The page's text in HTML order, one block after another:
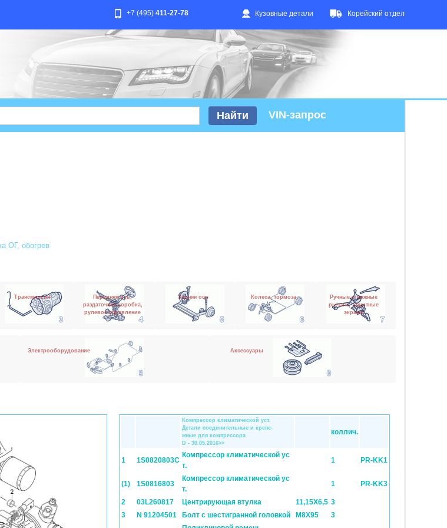
Кузовные детали Корейский отдел
+7 (495) 411-27-78
VIN-запрос
ОГ, обогрев
Трансмиссия
Передняя ось,
раздаточная коробка,
рулевое управление
Задняя ось Колеса, тормоза
Ручные и ножные
рычаги, защитные
экраны
Электрооборудование Аксессуары
Компрессор климатической уст.
Детали соединительные и крепе-
жные для компрессора
D - 30.05.2016>>
коллич.
1 1S0820803C
Компрессор климатической ус
т.
1 PR-KK1
(1) 1S0816803
Компрессор климатической ус
т.
1 PR-KK3
2 03L260817 Центрирующая втулка 11,15X6,5 3
3
N 91204501 Болт с шестигранной головкой M8X95
3